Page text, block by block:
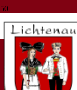
Pizzaprobe
Pizzaprobe